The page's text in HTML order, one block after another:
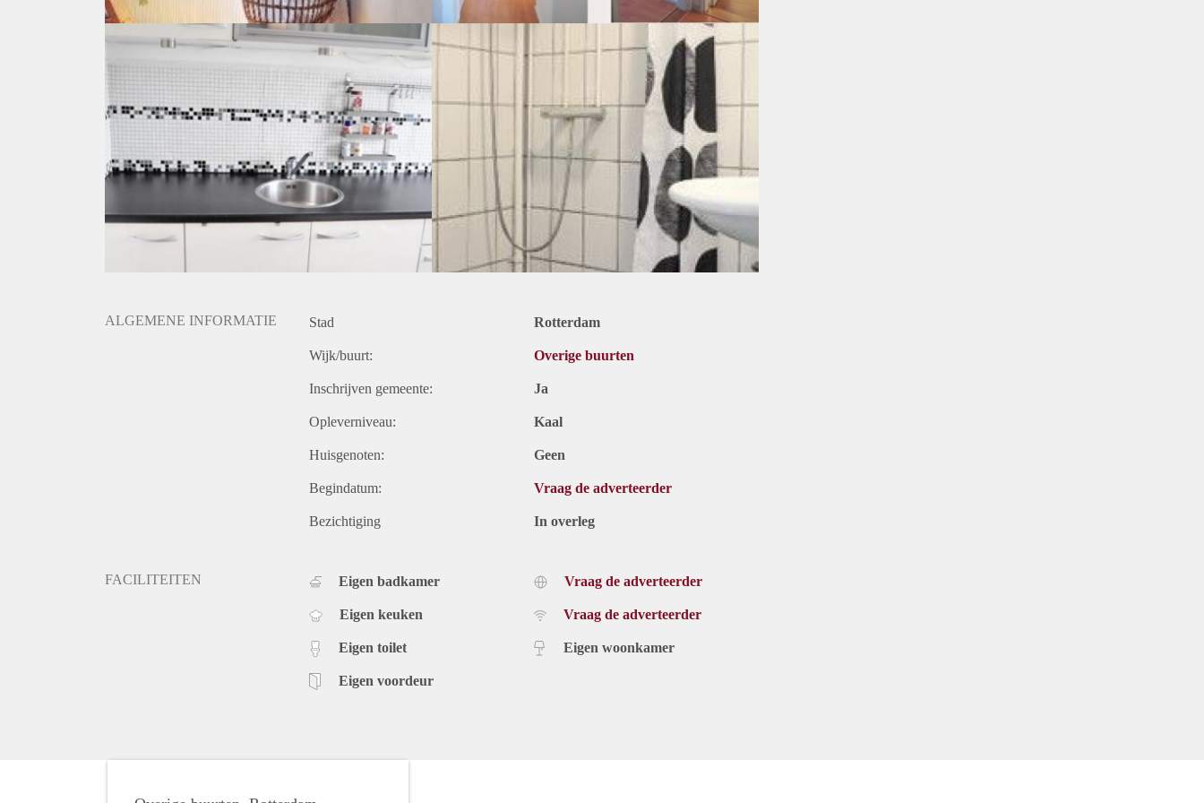
ALGEMENE INFORMATIE Stad Rotterdam
Wijk/buurt: Overige buurten
Inschrijven gemeente: Ja
Opleverniveau: Kaal
Huisgenoten: Geen
Begindatum: Vraag de adverteerder
Bezichtiging In overleg
FACILITEITEN Eigen badkamer
Eigen keuken
Eigen toilet
Eigen voordeur
Vraag de adverteerder
Vraag de adverteerder
Eigen woonkamer